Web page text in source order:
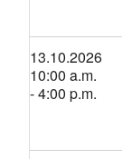
13.10.2026
10:00 a.m.
- 4:00 p.m.